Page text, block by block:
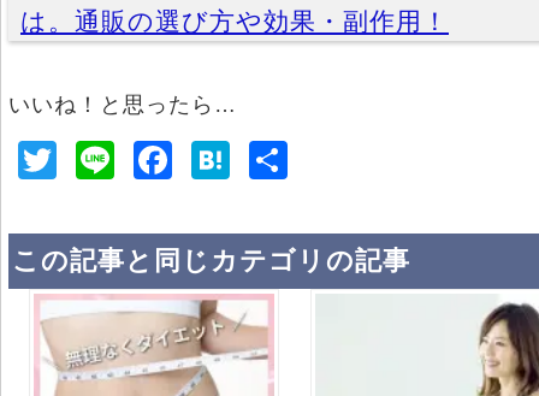
は。通販の選び方や効果・副作用！
いいね！と思ったら…
T
tt
er
Li
e
c
e
b
o
H
e
n
a
この記事と同じカテゴリの記事